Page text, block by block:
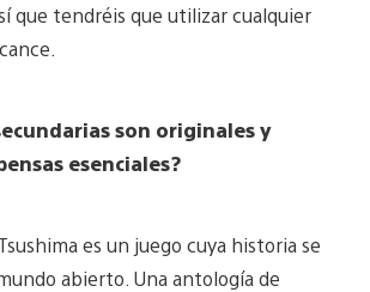
que tendréis que utilizar cualquier
son originales y
esenciales?
es un juego cuya historia se
abierto. Una antología de